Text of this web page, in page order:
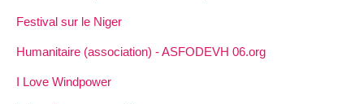
Festival sur le Niger
Humanitaire (association) - ASFODEVH 06.org
I Love Windpower